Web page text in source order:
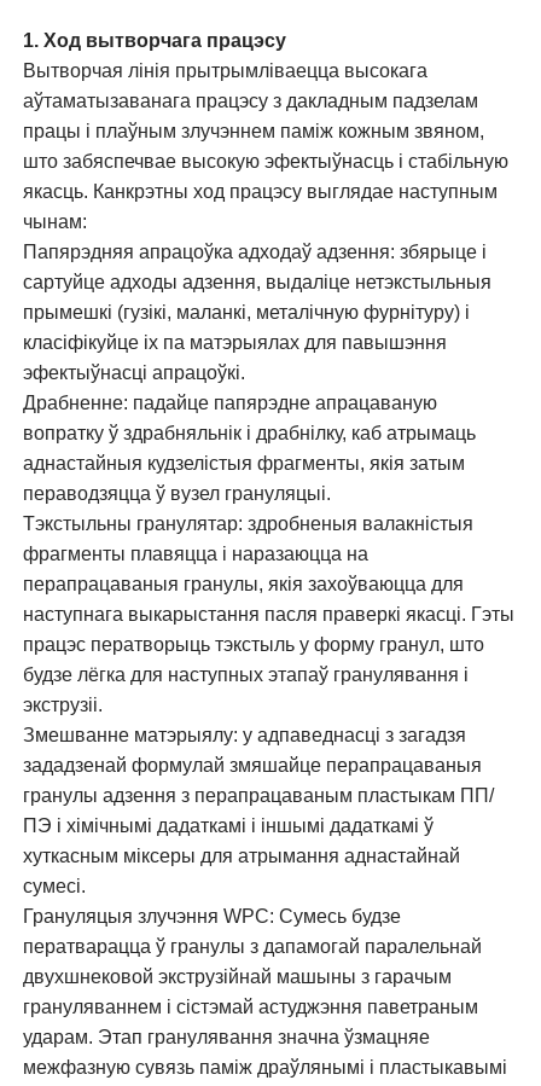
1. Ход вытворчага працэсу
Вытворчая лінія прытрымліваецца высокага
аўтаматызаванага працэсу з дакладным падзелам
працы і плаўным злучэннем паміж кожным звяном,
што забяспечвае высокую эфектыўнасць і стабільную
якасць. Канкрэтны ход працэсу выглядае наступным
чынам:
Папярэдняя апрацоўка адходаў адзення: збярыце і
сартуйце адходы адзення, выдаліце ​​нетэкстыльныя
прымешкі (гузікі, маланкі, металічную фурнітуру) і
класіфікуйце іх па матэрыялах для павышэння
эфектыўнасці апрацоўкі.
Драбненне: падайце папярэдне апрацаваную
вопратку ў здрабняльнік і драбнілку, каб атрымаць
аднастайныя кудзелістыя фрагменты, якія затым
пераводзяцца ў вузел грануляцыі.
Тэкстыльны гранулятар: здробненыя валакністыя
фрагменты плавяцца і наразаюцца на
перапрацаваныя гранулы, якія захоўваюцца для
наступнага выкарыстання пасля праверкі якасці. Гэты
працэс ператворыць тэкстыль у форму гранул, што
будзе лёгка для наступных этапаў гранулявання і
экструзіі.
Змешванне матэрыялу: у адпаведнасці з загадзя
зададзенай формулай змяшайце перапрацаваныя
гранулы адзення з перапрацаваным пластыкам ПП/
ПЭ і хімічнымі дадаткамі і іншымі дадаткамі ў
хуткасным міксеры для атрымання аднастайнай
сумесі.
Грануляцыя злучэння WPC: Сумесь будзе
ператварацца ў гранулы з дапамогай паралельнай
двухшнековой экструзійнай машыны з гарачым
грануляваннем і сістэмай астуджэння паветраным
ударам. Этап гранулявання значна ўзмацняе
межфазную сувязь паміж драўлянымі і пластыкавымі